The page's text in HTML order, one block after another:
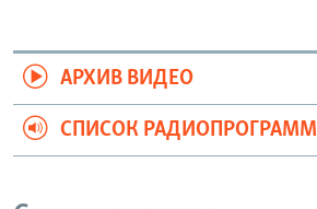
АРХИВ ВИДЕО
СПИСОК РАДИОПРОГРАММ